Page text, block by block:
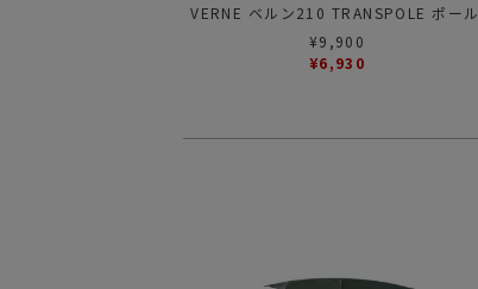
VERNE ベルン210 TRANSPOLE ポール
¥9,900
¥6,930